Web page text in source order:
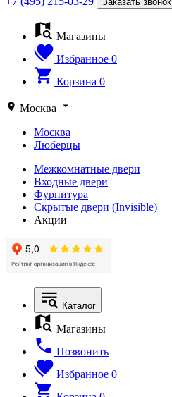
Магазины
Избранное 0
Корзина 0
Москва
Москва
Люберцы
Межкомнатные двери
Входные двери
Фурнитура
Скрытые двери (Invisible)
Акции
Каталог
Магазины
Позвонить
Избранное 0